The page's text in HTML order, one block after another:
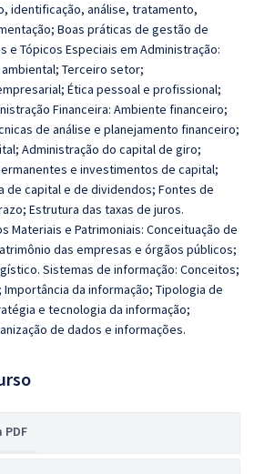
identificação, análise, tratamento,
Boas práticas de gestão de
e Tópicos Especiais em Administração:
Terceiro setor;
Ética pessoal e profissional;
Financeira: Ambiente financeiro;
de análise e planejamento financeiro;
Administração do capital de giro;
e investimentos de capital;
de capital e de dividendos; Fontes de
Estrutura das taxas de juros.
Materiais e Patrimoniais: Conceituação de
das empresas e órgãos públicos;
Sistemas de informação: Conceitos;
da informação; Tipologia de
e tecnologia da informação;
de dados e informações.
PDF